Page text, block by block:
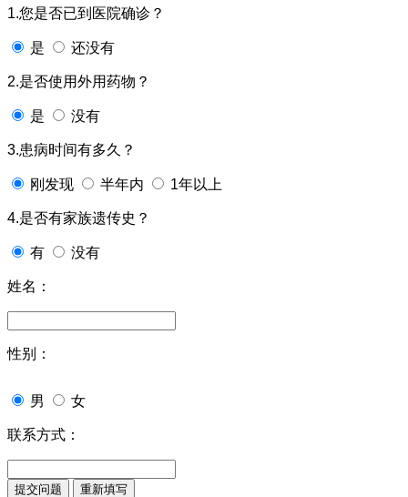
1.您是否已到医院确诊？
是 还没有
2.是否使用外用药物？
是 没有
3.患病时间有多久？
刚发现 半年内 1年以上
4.是否有家族遗传史？
有 没有
姓名：
性别：
男 女
联系方式：